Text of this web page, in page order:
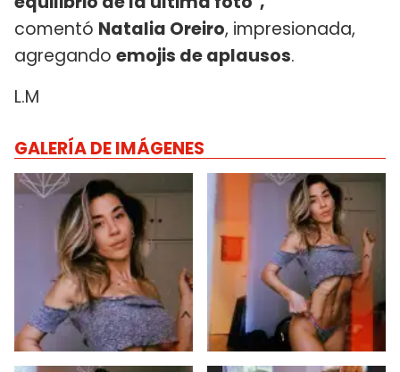
comentó Natalia Oreiro, impresionada,
agregando emojis de aplausos.
L.M
GALERÍA DE IMÁGENES